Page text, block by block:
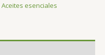
Aceites esenciales